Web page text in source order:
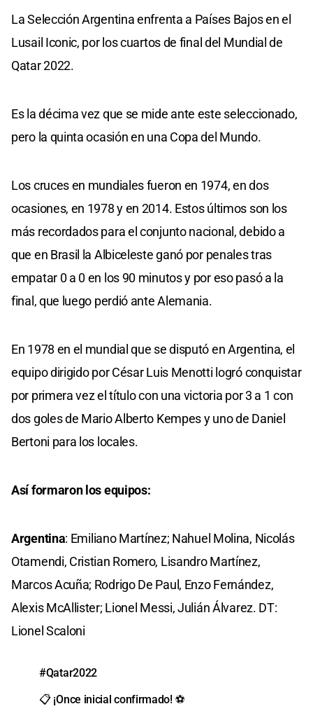
La Selección Argentina enfrenta a Países Bajos en el
Lusail Iconic, por los cuartos de final del Mundial de
Qatar 2022.
Es la décima vez que se mide ante este seleccionado,
pero la quinta ocasión en una Copa del Mundo.
Los cruces en mundiales fueron en 1974, en dos
ocasiones, en 1978 y en 2014. Estos últimos son los
más recordados para el conjunto nacional, debido a
que en Brasil la Albiceleste ganó por penales tras
empatar 0 a 0 en los 90 minutos y por eso pasó a la
final, que luego perdió ante Alemania.
En 1978 en el mundial que se disputó en Argentina, el
equipo dirigido por César Luis Menotti logró conquistar
por primera vez el título con una victoria por 3 a 1 con
dos goles de Mario Alberto Kempes y uno de Daniel
Bertoni para los locales.
Así formaron los equipos:
Argentina: Emiliano Martínez; Nahuel Molina, Nicolás
Otamendi, Cristian Romero, Lisandro Martínez,
Marcos Acuña; Rodrigo De Paul, Enzo Fernández,
Alexis McAllister; Lionel Messi, Julián Álvarez. DT:
Lionel Scaloni
#Qatar2022
📋 ¡Once inicial confirmado! ⚽